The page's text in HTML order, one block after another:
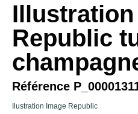
Illustration
Republic
Référence
Ilustration Image Republic